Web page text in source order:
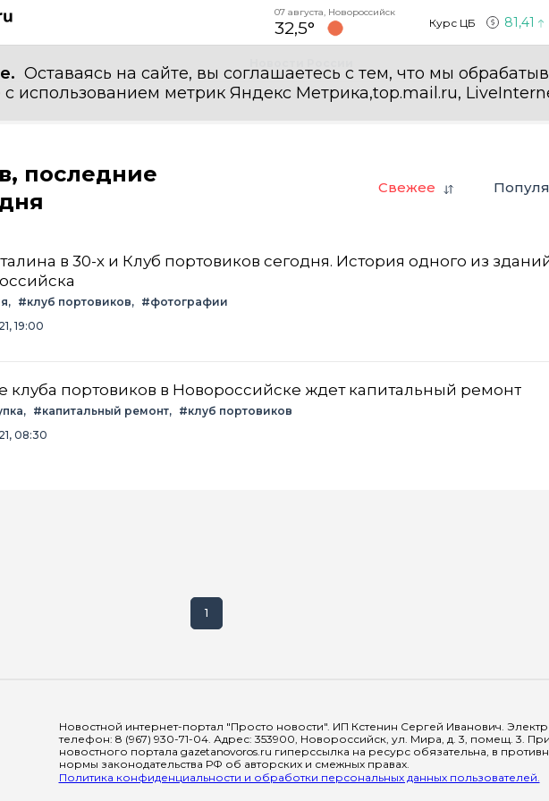
07 августа, Новороссийск
32,5° Курс ЦБ 81,41
Оставаясь на сайте, вы соглашаетесь с тем, что мы
использованием метрик Яндекс Метрика,top.mail.ru,
последние
Свежее
в 30-х и Клуб портовиков сегодня. История одного из
#клуб портовиков
#фотографии
19:00
клуба портовиков в Новороссийске ждет капитальный ремонт
#капитальный ремонт
#клуб портовиков
08:30
1
Новостной интернет-портал "Просто новости". ИП Кстенин Сергей Иванович.
телефон: 8 (967) 930-71-04. Адрес: 353900, Новороссийск, ул. Мира, д. 3, помещ. 3.
новостного портала gazetanovoros.ru гиперссылка на ресурс обязательна, в
нормы законодательства РФ об авторских и смежных правах.
Политика конфиденциальности и обработки персональных данных пользователей.